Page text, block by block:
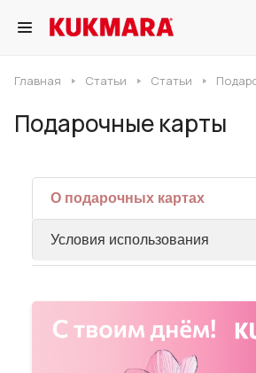
Главная Статьи Статьи
Подарочные карты
О подарочных картах
Условия использования